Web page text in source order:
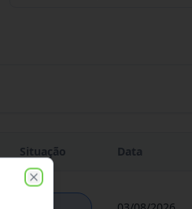
Situação Data
Close